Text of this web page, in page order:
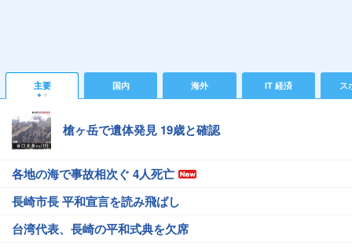
主要 国内 海外 IT 経済 ス
槍ヶ岳で遺体発見 19歳と確認
各地の海で事故相次ぐ 4人死亡
長崎市長 平和宣言を読み飛ばし
台湾代表、長崎の平和式典を欠席